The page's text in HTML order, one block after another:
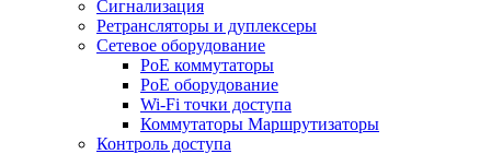
Сигнализация
Ретрансляторы и дуплексеры
Сетевое оборудование
PoE коммутаторы
PoE оборудование
Wi-Fi точки доступа
Коммутаторы Маршрутизаторы
Контроль доступа